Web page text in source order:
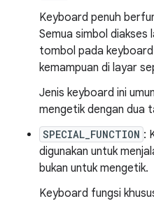
Keyboard penuh
Semua simbol diakses
tombol pada
kemampuan di layar
Jenis keyboard ini
mengetik dengan dua
SPECIAL_FUNCTION :
digunakan untuk
bukan untuk mengetik.
Keyboard fungsi